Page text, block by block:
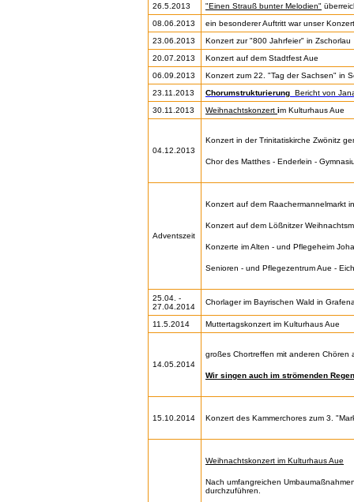
26.5.2013 "Einen Strauß bunter Melodien"
08.06.2013
ein besonderer Auftritt war unser
23.06.2013
Konzert zur "800 Jahrfeier" in Zschorlau
20.07.2013
Konzert auf dem Stadtfest Aue
06.09.2013
Konzert zum 22. "Tag der Sachsen" in
23.11.2013
Chorumstrukturierung Bericht von
30.11.2013
Weihnachtskonzert im Kulturhaus Aue
04.12.2013
Konzert in der Trinitatiskirche Zwönitz
Chor des Matthes - Enderlein -
Adventszeit
Konzert auf dem Raachermannelmarkt
Konzert auf dem Lößnitzer
Konzerte im Alten - und Pflegeheim
Senioren - und Pflegezentrum Aue -
25.04. -
27.04.2014
Chorlager im Bayrischen Wald in
11.5.2014 Muttertagskonzert im Kulturhaus Aue
14.05.2014
großes Chortreffen mit anderen Chören
Wir singen auch im strömenden
15.10.2014 Konzert des Kammerchores zum 3.
Weihnachtskonzert im Kulturhaus Aue
Nach umfangreichen
durchzuführen.